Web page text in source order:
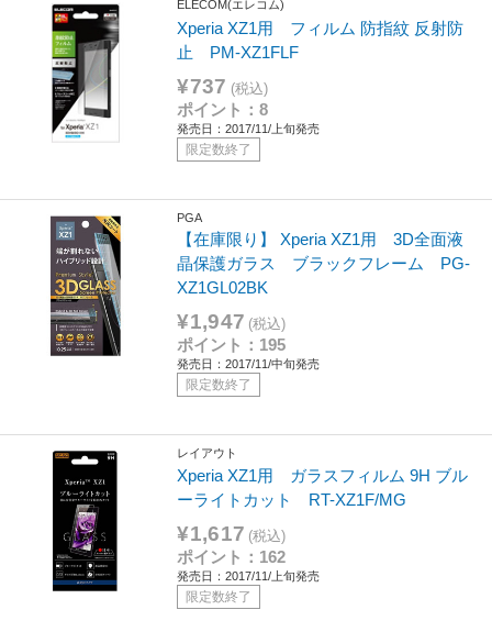
ELECOM(エレコム)
Xperia XZ1用 フィルム 防指紋 反射防
止 PM-XZ1FLF
¥737 (税込)
ポイント：8
発売日：2017/11/上旬発売
限定数終了
PGA
【在庫限り】 Xperia XZ1用 3D全面液
晶保護ガラス ブラックフレーム PG-
XZ1GL02BK
¥1,947 (税込)
ポイント：195
発売日：2017/11/中旬発売
限定数終了
レイアウト
Xperia XZ1用 ガラスフィルム 9H ブル
ーライトカット RT-XZ1F/MG
¥1,617 (税込)
ポイント：162
発売日：2017/11/上旬発売
限定数終了